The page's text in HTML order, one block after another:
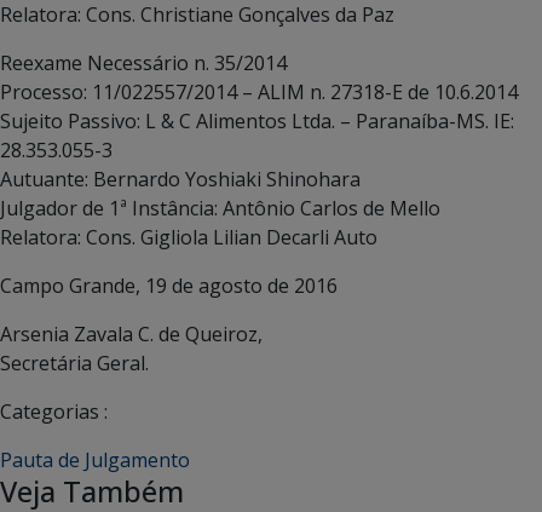
Relatora: Cons. Christiane Gonçalves da Paz
Reexame Necessário n. 35/2014
Processo: 11/022557/2014 – ALIM n. 27318-E de 10.6.2014
Sujeito Passivo: L & C Alimentos Ltda. – Paranaíba-MS. IE:
28.353.055-3
Autuante: Bernardo Yoshiaki Shinohara
Julgador de 1ª Instância: Antônio Carlos de Mello
Relatora: Cons. Gigliola Lilian Decarli Auto
Campo Grande, 19 de agosto de 2016
Arsenia Zavala C. de Queiroz,
Secretária Geral.
Categorias :
Pauta de Julgamento
Veja Também